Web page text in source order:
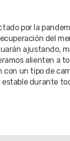
por la
del
ajustando,
alienten a
con un tipo de
durante